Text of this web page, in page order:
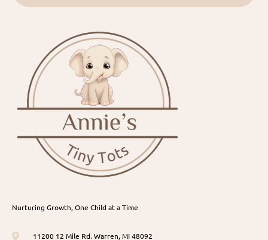
Nurturing Growth, One Child at a Time
11200 12 Mile Rd. Warren, MI 48092